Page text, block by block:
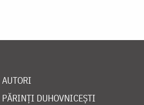
AUTORI
PĂRINȚI DUHOVNICEȘTI